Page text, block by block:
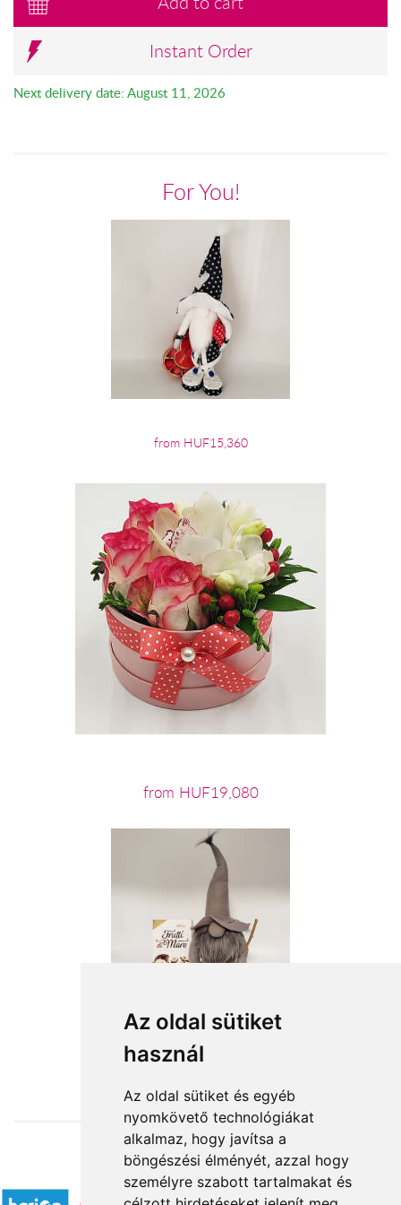
Az oldal sütiket
használ
Az oldal sütiket és egyéb
nyomkövető technológiákat
alkalmaz, hogy javítsa a
böngészési élményét, azzal hogy
személyre szabott tartalmakat és
Instant Order
Next delivery date: August 11, 2026
For You!
from HUF15,360
from HUF19,080
from HUF15,120
Accepted payment methods